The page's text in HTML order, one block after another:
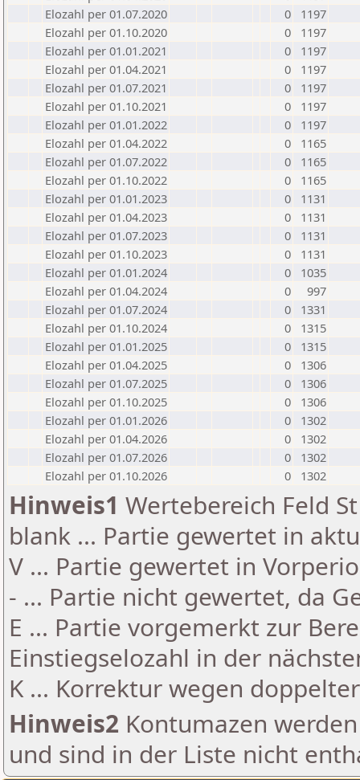
Elozahl per 01.07.2020
0
1197
Elozahl per 01.10.2020
0
1197
Elozahl per 01.01.2021
0
1197
Elozahl per 01.04.2021
0
1197
Elozahl per 01.07.2021
0
1197
Elozahl per 01.10.2021
0
1197
Elozahl per 01.01.2022
0
1197
Elozahl per 01.04.2022
0
1165
Elozahl per 01.07.2022
0
1165
Elozahl per 01.10.2022
0
1165
Elozahl per 01.01.2023
0
1131
Elozahl per 01.04.2023
0
1131
Elozahl per 01.07.2023
0
1131
Elozahl per 01.10.2023
0
1131
Elozahl per 01.01.2024
0
1035
Elozahl per 01.04.2024
0
997
Elozahl per 01.07.2024
0
1331
Elozahl per 01.10.2024
0
1315
Elozahl per 01.01.2025
0
1315
Elozahl per 01.04.2025
0
1306
Elozahl per 01.07.2025
0
1306
Elozahl per 01.10.2025
0
1306
Elozahl per 01.01.2026
0
1302
Elozahl per 01.04.2026
0
1302
Elozahl per 01.07.2026
0
1302
Elozahl per 01.10.2026
0 1302
Hinweis1 Wertebereich Feld
blank ... Partie gewertet in
V ... Partie gewertet in
- ... Partie nicht gewertet, da
E ... Partie vorgemerkt zur
Einstiegselozahl in der
K ... Korrektur wegen
Hinweis2 Kontumazen
und sind in der Liste nicht